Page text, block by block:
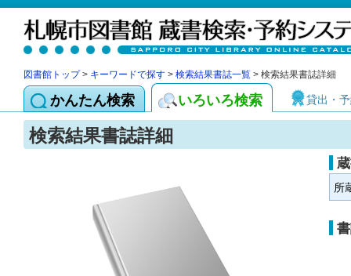
図書館トップ> キーワードで探す > 検索結果書誌一覧 > 検索結果書誌詳細
かんたん検索 いろいろ検索 貸出・
検索結果書誌詳細
所